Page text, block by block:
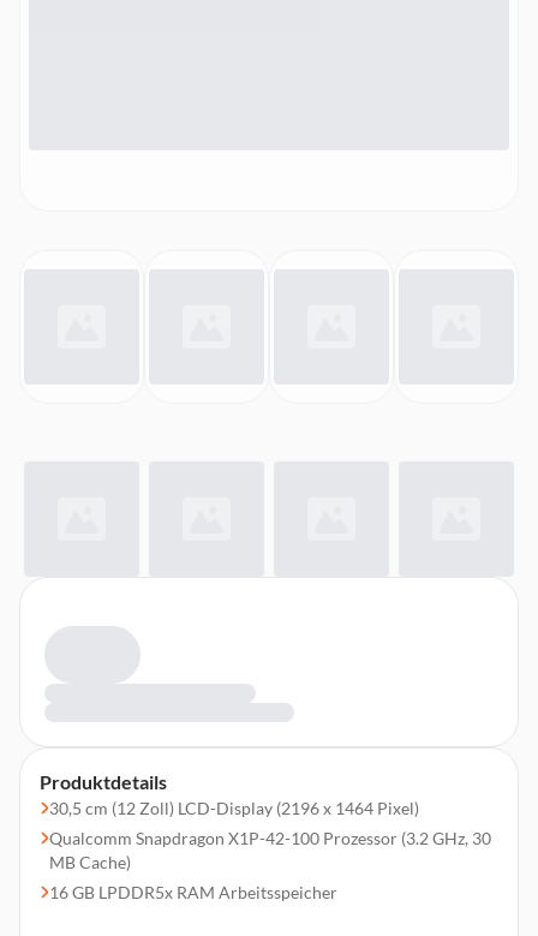
Produktdetails
30,5 cm (12 Zoll) LCD-Display (2196 x 1464 Pixel)
Qualcomm Snapdragon X1P-42-100 Prozessor (3.2 GHz, 30
MB Cache)
16 GB LPDDR5x RAM Arbeitsspeicher